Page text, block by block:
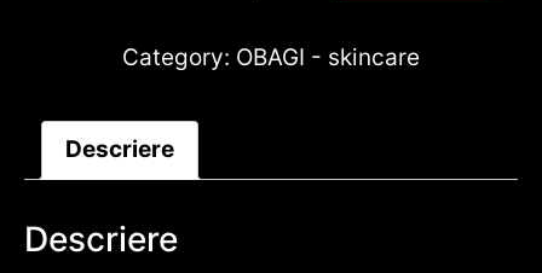
Filler
Category: OBAGI - skincare
Descriere
Descriere